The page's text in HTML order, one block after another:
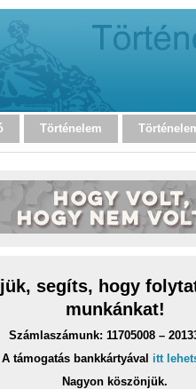
Történelem
segíts, hogy
munkánkat!
Számlaszámunk: 11705008 –
A támogatás bankkártyával itt
Nagyon köszönjük.